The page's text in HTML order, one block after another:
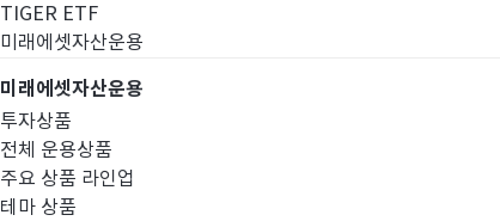
TIGER ETF
미래에셋자산운용
미래에셋자산운용
투자상품
전체 운용상품
주요 상품 라인업
테마 상품